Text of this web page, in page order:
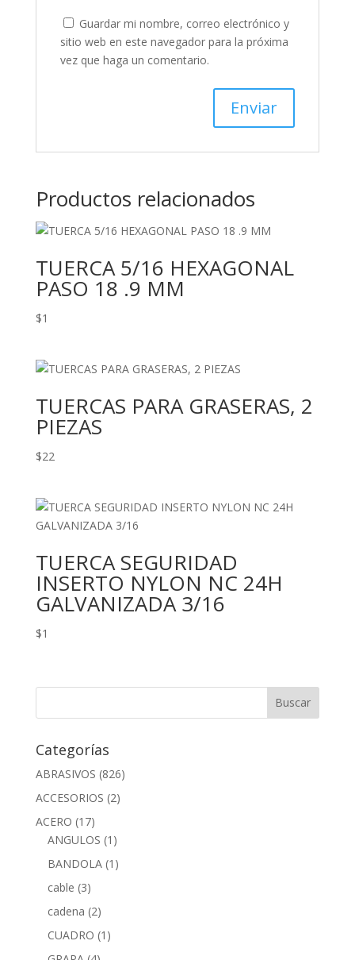
Guardar mi nombre, correo electrónico y
sitio web en este navegador para la próxima
vez que haga un comentario.
Productos relacionados
TUERCA 5/16 HEXAGONAL
PASO 18 .9 MM
$1
TUERCAS PARA GRASERAS, 2
PIEZAS
$22
TUERCA SEGURIDAD
INSERTO NYLON NC 24H
GALVANIZADA 3/16
$1
Categorías
ABRASIVOS (826)
ACCESORIOS (2)
ACERO (17)
ANGULOS (1)
BANDOLA (1)
cable (3)
cadena (2)
CUADRO (1)